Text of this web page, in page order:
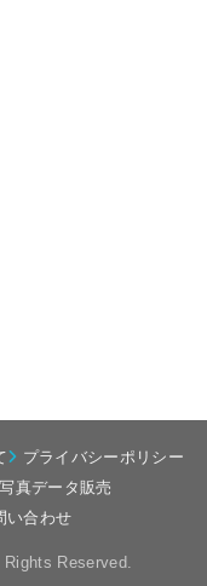
プライバシーポリシー
真データ販売
い合わせ
Rights Reserved.